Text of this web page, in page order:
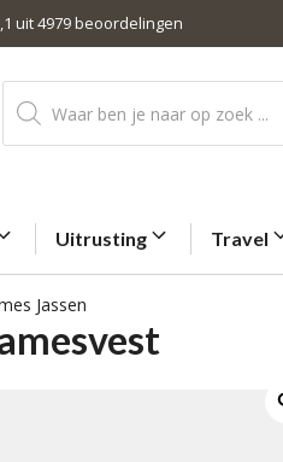
uit 4979 beoordelingen
Producten
zoeken
Uitrusting Travel
Jassen